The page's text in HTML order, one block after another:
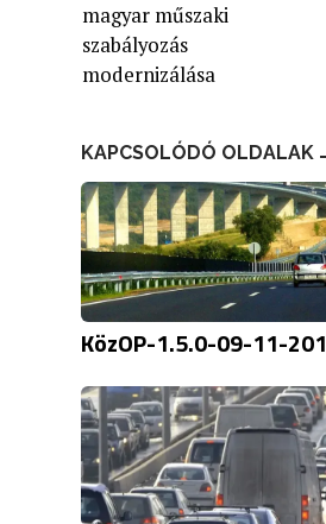
magyar műszaki
szabályozás
modernizálása
KAPCSOLÓDÓ OLDALAK
KözOP-1.5.0-09-11-